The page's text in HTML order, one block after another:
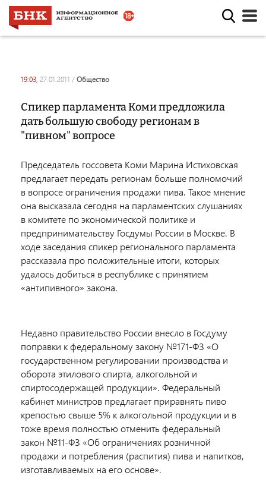
19:03, 27.01.2011 / общество
Спикер парламента Коми предложила
дать большую свободу регионам в
"пивном" вопросе
Председатель госсовета Коми Марина Истиховская
предлагает передать регионам больше полномочий
в вопросе ограничения продажи пива. Такое мнение
она высказала сегодня на парламентских слушаниях
в комитете по экономической политике и
предпринимательству Госдумы России в Москве. В
ходе заседания спикер регионального парламента
рассказала про положительные итоги, которых
удалось добиться в республике с принятием
«антипивного» закона.
Недавно правительство России внесло в Госдуму
поправки к федеральному закону №171-ФЗ «О
государственном регулировании производства и
оборота этилового спирта, алкогольной и
спиртосодержащей продукции». Федеральный
кабинет министров предлагает приравнять пиво
крепостью свыше 5% к алкогольной продукции и в
тоже время полностью отменить федеральный
закон №11-ФЗ «Об ограничениях розничной
продажи и потребления (распития) пива и напитков,
изготавливаемых на его основе».